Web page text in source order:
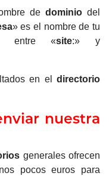
de dominio del
» es el nombre de tu
entre «site:» y
en el directorio
nuestra
generales ofrecen
pocos euros para